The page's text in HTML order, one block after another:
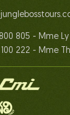
800 805 - Mme Ly
100 222 - Mme